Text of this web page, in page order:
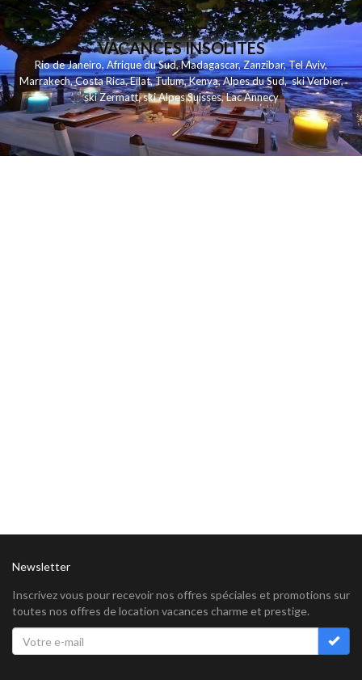
VACANCES INSOLITES
Rio de Janeiro,Afrique du Sud,Madagascar,Zanzibar,Tel Aviv,
Marrakech,Costa Rica,Eilat,Tulum,Kenya,Alpes du Sud,ski Verbier,
ski Zermatt,ski Alpes Suisses,Lac Annecy
Newsletter
Inscrivez vous pour recevoir nos offres spéciales et promotions sur
toutes nos offres de location vacances charme et prestige.